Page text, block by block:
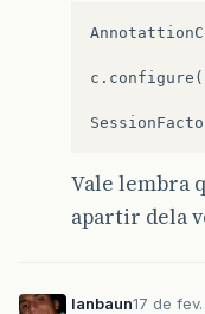
</
</
Vale lembra
apartir dela
lanbaun17 de fev.